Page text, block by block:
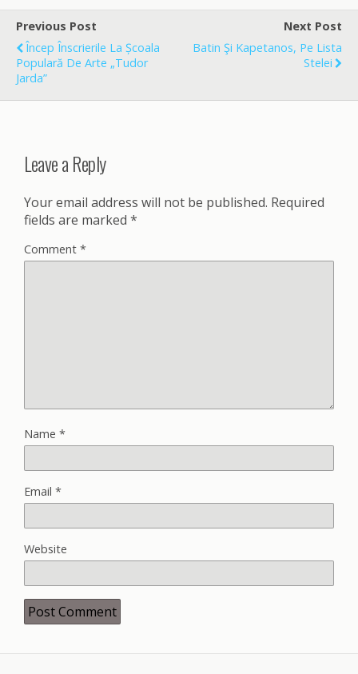
b
o
o
k
l
e
Previous Post
Încep Înscrierile La Școala
Populară De Arte „Tudor
Jarda”
Next Post
Batin Şi Kapetanos, Pe Lista
Stelei
Leave a Reply
Your email address will not be published. Required
fields are marked *
Comment *
Name *
Email *
Website